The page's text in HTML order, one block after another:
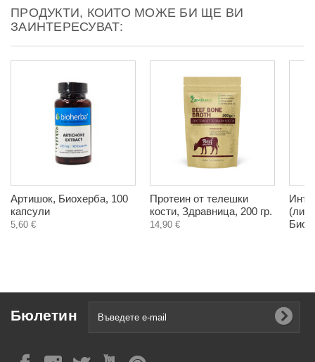
ПРОДУКТИ, КОИТО МОЖЕ БИ ЩЕ ВИ
ЗАИНТЕРЕСУВАТ:
Артишок, Биохерба, 100
капсули
5,60 €
Протеин от телешки
кости, Здравница, 200 гр.
14,90 €
Бюлетин